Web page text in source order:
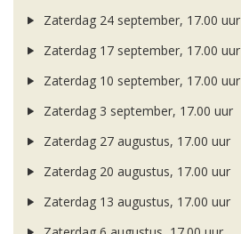
Zaterdag 24 september, 17.00 uur
Zaterdag 17 september, 17.00 uur
Zaterdag 10 september, 17.00 uur
Zaterdag 3 september, 17.00 uur
Zaterdag 27 augustus, 17.00 uur
Zaterdag 20 augustus, 17.00 uur
Zaterdag 13 augustus, 17.00 uur